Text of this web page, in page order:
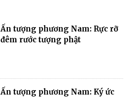
Ấn tượng phương Nam: Rực rỡ
đêm rước tượng phật
Ấn tượng phương Nam: Ký ức